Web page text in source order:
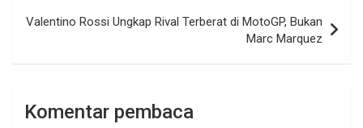
Valentino Rossi Ungkap Rival Terberat di MotoGP, Bukan
Marc Marquez
Komentar pembaca